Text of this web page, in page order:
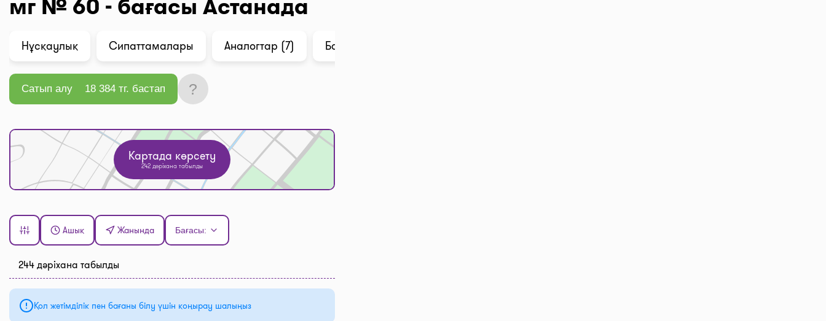
мг № 60 - бағасы Астанада
Нұсқаулық Сипаттамалары Аналогтар (7) Баға тарихы
Сатып алу 18 384 тг. бастап ?
Картада көрсету
242 дәріхана табылды
Ашық Жанында Бағасы:
244 дәріхана табылды
Қол жетімділік пен бағаны білу үшін қоңырау шалыңыз